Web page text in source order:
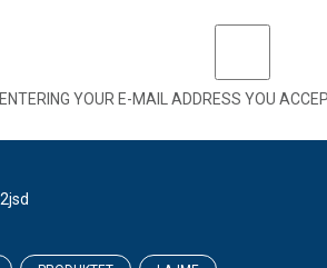
YOUR E-MAIL ADDRESS YOU